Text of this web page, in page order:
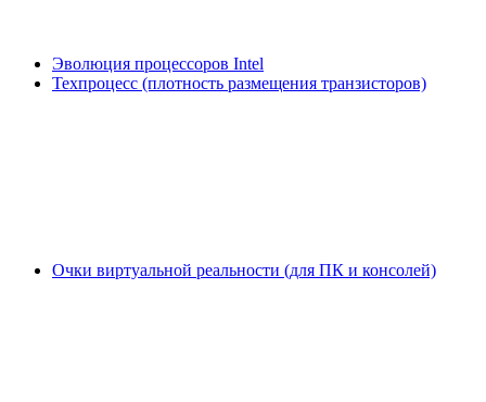
Эволюция процессоров Intel
Техпроцесс (плотность размещения транзисторов)
Очки виртуальной реальности (для ПК и консолей)